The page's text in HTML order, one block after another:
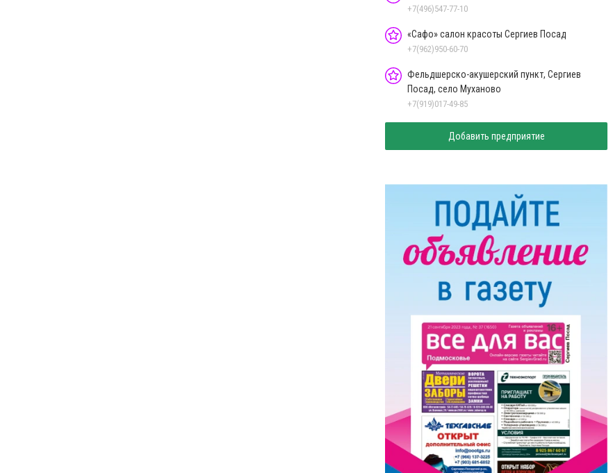
+7(496)547-77-10
«Сафо» салон красоты Сергиев Посад
+7(962)950-60-70
Фельдшерско-акушерский пункт, Сергиев
Посад, село Муханово
+7(919)017-49-85
Добавить предприятие